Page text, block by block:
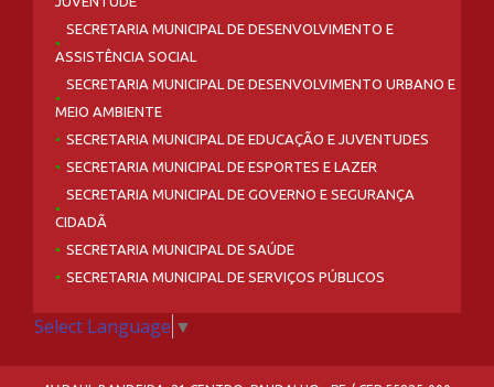
SECRETARIA MUNICIPAL DE DESENVOLVIMENTO E
ASSISTÊNCIA SOCIAL
SECRETARIA MUNICIPAL DE DESENVOLVIMENTO URBANO E
MEIO AMBIENTE
SECRETARIA MUNICIPAL DE EDUCAÇÃO E JUVENTUDES
SECRETARIA MUNICIPAL DE ESPORTES E LAZER
SECRETARIA MUNICIPAL DE GOVERNO E SEGURANÇA
CIDADÃ
SECRETARIA MUNICIPAL DE SAÚDE
SECRETARIA MUNICIPAL DE SERVIÇOS PÚBLICOS
Select Language ▼